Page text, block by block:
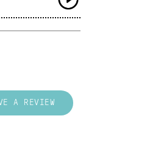
A REVIEW